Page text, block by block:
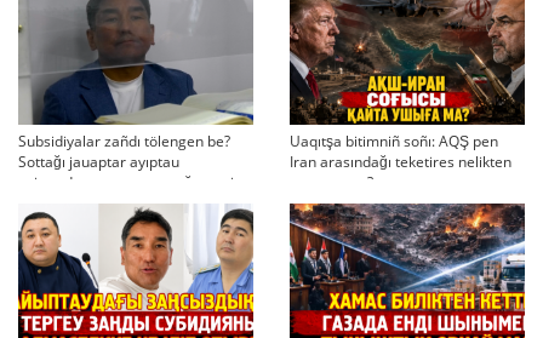
Subsidiyalar zañdı tölengen be?
Sottağı jauaptar ayıptau
twjırımdarın qayta qarauğa negiz
bola ala ma?
Uaqıtşa bitimniñ soñı: AQŞ pen
Iran arasındağı teketires nelikten
qayta uşıqtı?